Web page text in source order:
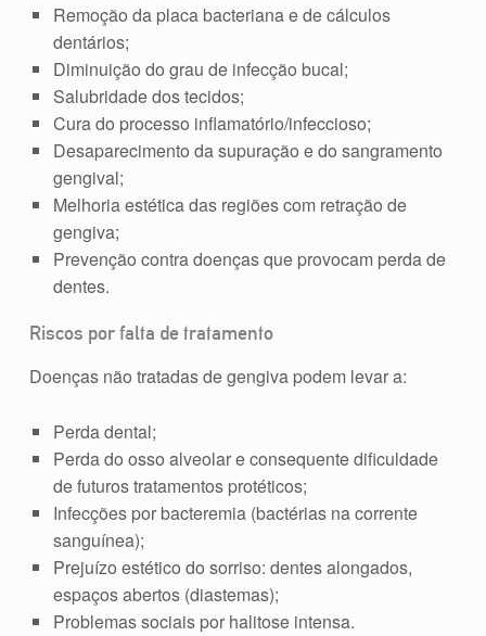
Remoção da placa bacteriana e de cálculos
dentários;
Diminuição do grau de infecção bucal;
Salubridade dos tecidos;
Cura do processo inflamatório/infeccioso;
Desaparecimento da supuração e do sangramento
gengival;
Melhoria estética das regiões com retração de
gengiva;
Prevenção contra doenças que provocam perda de
dentes.
Riscos por falta de tratamento
Doenças não tratadas de gengiva podem levar a:
Perda dental;
Perda do osso alveolar e consequente dificuldade
de futuros tratamentos protéticos;
Infecções por bacteremia (bactérias na corrente
sanguínea);
Prejuízo estético do sorriso: dentes alongados,
espaços abertos (diastemas);
Problemas sociais por halitose intensa.